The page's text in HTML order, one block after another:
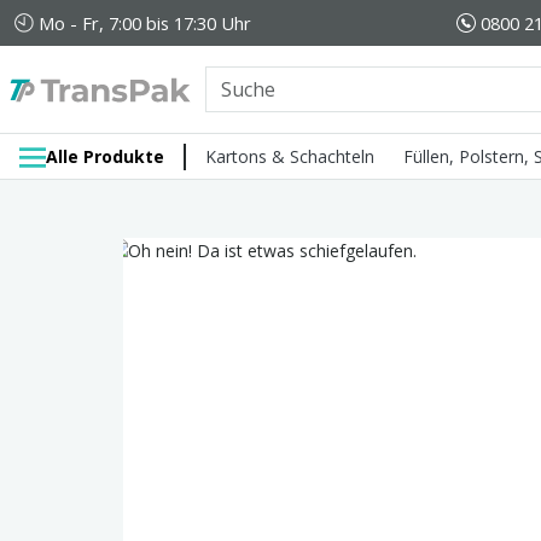
Mo - Fr, 7:00 bis 17:30 Uhr 0800
Alle Produkte Kartons & Schachteln Füllen, Polstern,